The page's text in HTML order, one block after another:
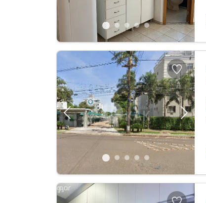
Previous Next